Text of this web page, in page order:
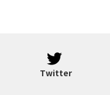
Twitter